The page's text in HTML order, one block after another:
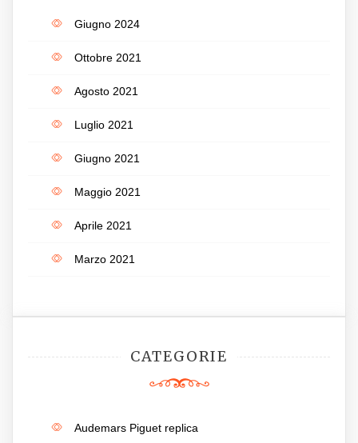
Giugno 2024
Ottobre 2021
Agosto 2021
Luglio 2021
Giugno 2021
Maggio 2021
Aprile 2021
Marzo 2021
CATEGORIE
Audemars Piguet replica